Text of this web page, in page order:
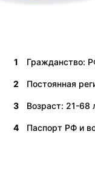
1 Гражданство:
2 Постоянная
3 Возраст: 21-68
4 Паспорт РФ и